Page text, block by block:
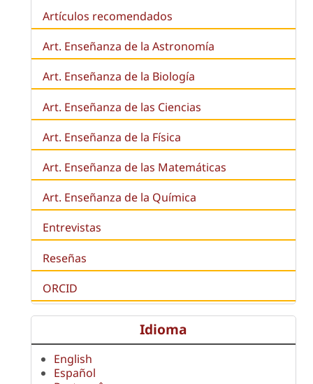
Artículos recomendados
Art. Enseñanza de la Astronomía
Art. Enseñanza de la Biología
Art. Enseñanza de las Ciencias
Art. Enseñanza de la Física
Art. Enseñanza de las Matemáticas
Art. Enseñanza de la Química
Entrevistas
Reseñas
ORCID
Idioma
English
Español